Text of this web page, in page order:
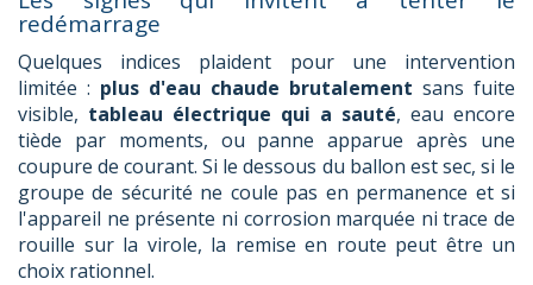
redémarrage
Quelques indices plaident pour une intervention
limitée : plus d'eau chaude brutalement sans fuite
visible, tableau électrique qui a sauté, eau encore
tiède par moments, ou panne apparue après une
coupure de courant. Si le dessous du ballon est sec, si le
groupe de sécurité ne coule pas en permanence et si
l'appareil ne présente ni corrosion marquée ni trace de
rouille sur la virole, la remise en route peut être un
choix rationnel.